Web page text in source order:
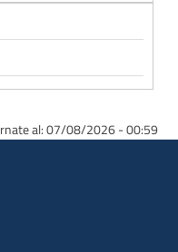
al: 07/08/2026 - 00:59